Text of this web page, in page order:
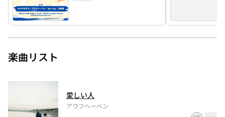
楽曲リスト
愛しい人
アウフヘーベン